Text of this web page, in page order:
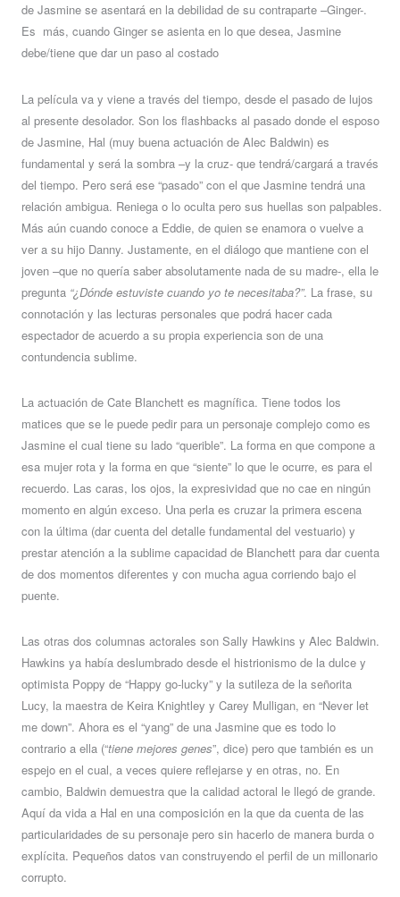
de Jasmine se asentará en la debilidad de su contraparte –Ginger-.
Es más, cuando Ginger se asienta en lo que desea, Jasmine
debe/tiene que dar un paso al costado
La película va y viene a través del tiempo, desde el pasado de lujos
al presente desolador. Son los flashbacks al pasado donde el esposo
de Jasmine, Hal (muy buena actuación de Alec Baldwin) es
fundamental y será la sombra –y la cruz- que tendrá/cargará a través
del tiempo. Pero será ese “pasado” con el que Jasmine tendrá una
relación ambigua. Reniega o lo oculta pero sus huellas son palpables.
Más aún cuando conoce a Eddie, de quien se enamora o vuelve a
ver a su hijo Danny. Justamente, en el diálogo que mantiene con el
joven –que no quería saber absolutamente nada de su madre-, ella le
pregunta “¿Dónde estuviste cuando yo te necesitaba?”. La frase, su
connotación y las lecturas personales que podrá hacer cada
espectador de acuerdo a su propia experiencia son de una
contundencia sublime.
La actuación de Cate Blanchett es magnífica. Tiene todos los
matices que se le puede pedir para un personaje complejo como es
Jasmine el cual tiene su lado “querible”. La forma en que compone a
esa mujer rota y la forma en que “siente” lo que le ocurre, es para el
recuerdo. Las caras, los ojos, la expresividad que no cae en ningún
momento en algún exceso. Una perla es cruzar la primera escena
con la última (dar cuenta del detalle fundamental del vestuario) y
prestar atención a la sublime capacidad de Blanchett para dar cuenta
de dos momentos diferentes y con mucha agua corriendo bajo el
puente.
Las otras dos columnas actorales son Sally Hawkins y Alec Baldwin.
Hawkins ya había deslumbrado desde el histrionismo de la dulce y
optimista Poppy de “Happy go-lucky” y la sutileza de la señorita
Lucy, la maestra de Keira Knightley y Carey Mulligan, en “Never let
me down”. Ahora es el “yang” de una Jasmine que es todo lo
contrario a ella (“tiene mejores genes”, dice) pero que también es un
espejo en el cual, a veces quiere reflejarse y en otras, no. En
cambio, Baldwin demuestra que la calidad actoral le llegó de grande.
Aquí da vida a Hal en una composición en la que da cuenta de las
particularidades de su personaje pero sin hacerlo de manera burda o
explícita. Pequeños datos van construyendo el perfil de un millonario
corrupto.